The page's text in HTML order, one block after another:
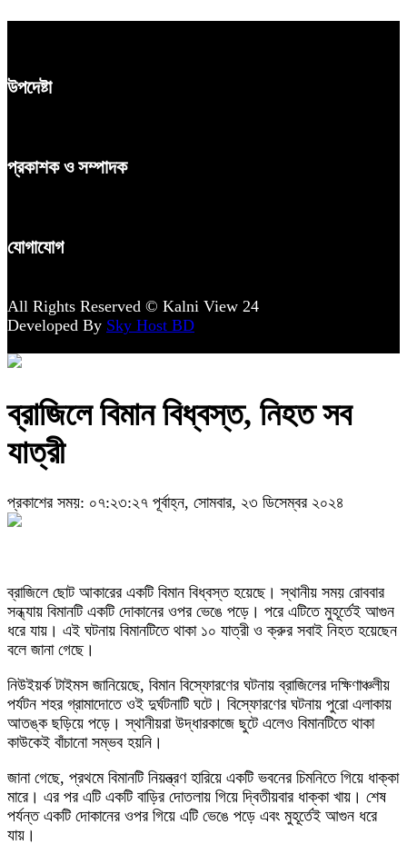
উপদেষ্টা
প্রকাশক ও সম্পাদক
যোগাযোগ
All Rights Reserved © Kalni View 24
Developed By Sky Host BD
ব্রাজিলে বিমান বিধ্বস্ত, নিহত সব
যাত্রী
প্রকাশের সময়: ০৭:২৩:২৭ পূর্বাহ্ন, সোমবার, ২৩ ডিসেম্বর ২০২৪
ব্রাজিলে ছোট আকারের একটি বিমান বিধ্বস্ত হয়েছে। স্থানীয় সময় রোববার
সন্ধ্যায় বিমানটি একটি দোকানের ওপর ভেঙে পড়ে। পরে এটিতে মুহূর্তেই আগুন
ধরে যায়। এই ঘটনায় বিমানটিতে থাকা ১০ যাত্রী ও ক্রুর সবাই নিহত হয়েছেন
বলে জানা গেছে।
নিউইয়র্ক টাইমস জানিয়েছে, বিমান বিস্ফোরণের ঘটনায় ব্রাজিলের দক্ষিণাঞ্চলীয়
পর্যটন শহর গ্রামাদোতে ওই দুর্ঘটনাটি ঘটে। বিস্ফোরণের ঘটনায় পুরো এলাকায়
আতঙ্ক ছড়িয়ে পড়ে। স্থানীয়রা উদ্ধারকাজে ছুটে এলেও বিমানটিতে থাকা
কাউকেই বাঁচানো সম্ভব হয়নি।
জানা গেছে, প্রথমে বিমানটি নিয়ন্ত্রণ হারিয়ে একটি ভবনের চিমনিতে গিয়ে ধাক্কা
মারে। এর পর এটি একটি বাড়ির দোতলায় গিয়ে দ্বিতীয়বার ধাক্কা খায়। শেষ
পর্যন্ত একটি দোকানের ওপর গিয়ে এটি ভেঙে পড়ে এবং মুহূর্তেই আগুন ধরে
যায়।